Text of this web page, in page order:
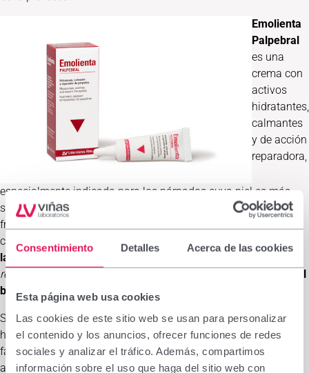
Consentimiento Detalles Acerca de las cookies
Esta página web usa cookies
Las cookies de este sitio web se usan para personalizar
el contenido y los anuncios, ofrecer funciones de redes
sociales y analizar el tráfico. Además, compartimos
información sobre el uso que haga del sitio web con
Emolienta
Palpebral
es una
crema con
activos
hidratantes,
calmantes
y de acción
reparadora,
especialmente indicada para los párpados cuya piel es más
sensible e irritable. Sus componentes actúan desde varios
frentes. Por un lado, el
consiguen una
hidratación intensiva ; además, los
ésteres de
lanosterol y colesterol y el escualano vegetal
reparador y protector
bisabolol
proporcionan un efecto calmante y antipruriginoso
Su aplicación logra restablecer las condiciones normales de
hidratación de la zona afectada, reducir la sensación de picor,
favorecer las condiciones óptimas de reparación de la piel
alterada y eliminar el exceso de descamación.Emolienta